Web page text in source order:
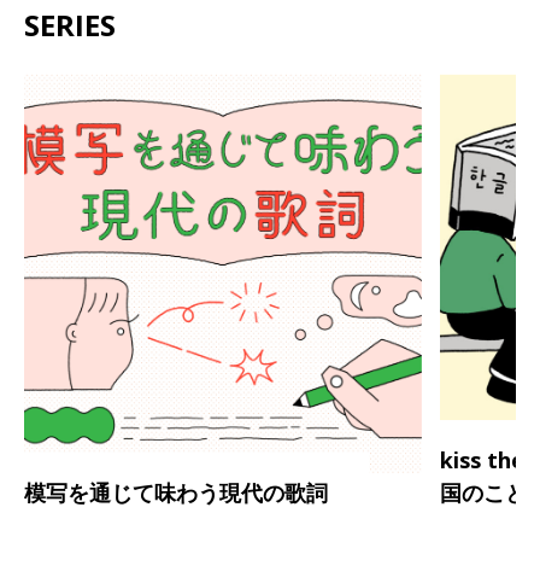
SERIES
模写を通じて味わう現代の歌詞
kiss the
国のこと